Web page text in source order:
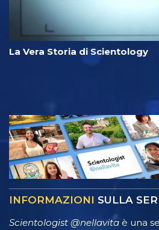
La Vera Storia di Scientology
INFORMAZIONI SULLA
Scientologist @nellavita è una